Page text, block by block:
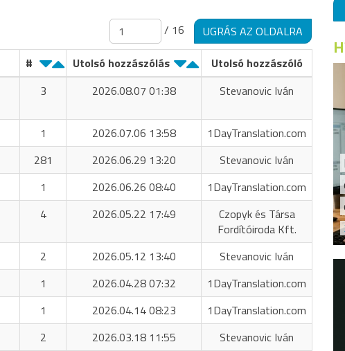
/ 16
UGRÁS AZ OLDALRA
# Utolsó hozzászólás
Utolsó hozzászóló
3 2026.08.07 01:38 Stevanovic Iván
1 2026.07.06 13:58
1DayTranslation.com
281 2026.06.29 13:20
Stevanovic Iván
1 2026.06.26 08:40
1DayTranslation.com
4 2026.05.22 17:49
Czopyk és Társa
Fordítóiroda Kft.
2 2026.05.12 13:40
Stevanovic Iván
1 2026.04.28 07:32
1DayTranslation.com
1 2026.04.14 08:23
1DayTranslation.com
2 2026.03.18 11:55
Stevanovic Iván